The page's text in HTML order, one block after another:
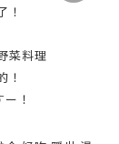
！
菜料理
！
！